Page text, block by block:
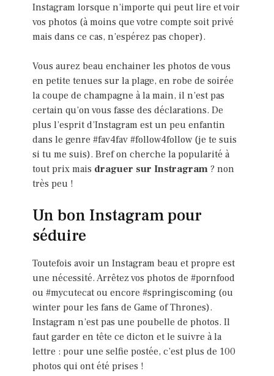
Instagram lorsque n’importe qui peut lire et voir
vos photos (à moins que votre compte soit privé
mais dans ce cas, n’espérez pas choper).
Vous aurez beau enchainer les photos de vous
en petite tenues sur la plage, en robe de soirée
la coupe de champagne à la main, il n’est pas
certain qu’on vous fasse des déclarations. De
plus l’esprit d’Instagram est un peu enfantin
dans le genre #fav4fav #follow4follow (je te suis
si tu me suis). Bref on cherche la popularité à
tout prix mais draguer sur Instragram? non
très peu !
Un bon Instagram pour
séduire
Toutefois avoir un Instagram beau et propre est
une nécessité. Arrêtez vos photos de #pornfood
ou #mycutecat ou encore #springiscoming (ou
winter pour les fans de Game of Thrones).
Instagram n’est pas une poubelle de photos. Il
faut garder en tête ce dicton et le suivre à la
lettre : pour une selfie postée, c’est plus de 100
photos qui ont été prises !